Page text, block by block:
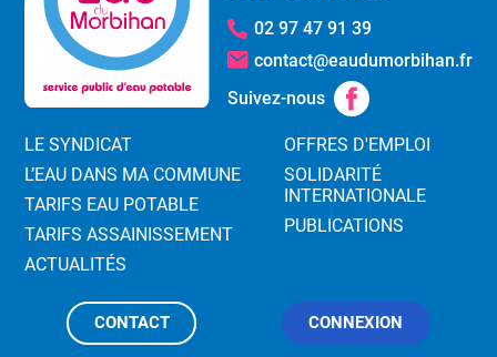
02 97 47 91 39
contact@eaudumorbihan.fr
Suivez-nous
LE SYNDICAT
L’EAU DANS MA COMMUNE
TARIFS EAU POTABLE
TARIFS ASSAINISSEMENT
ACTUALITÉS
OFFRES D'EMPLOI
SOLIDARITÉ
INTERNATIONALE
PUBLICATIONS
CONTACT CONNEXION